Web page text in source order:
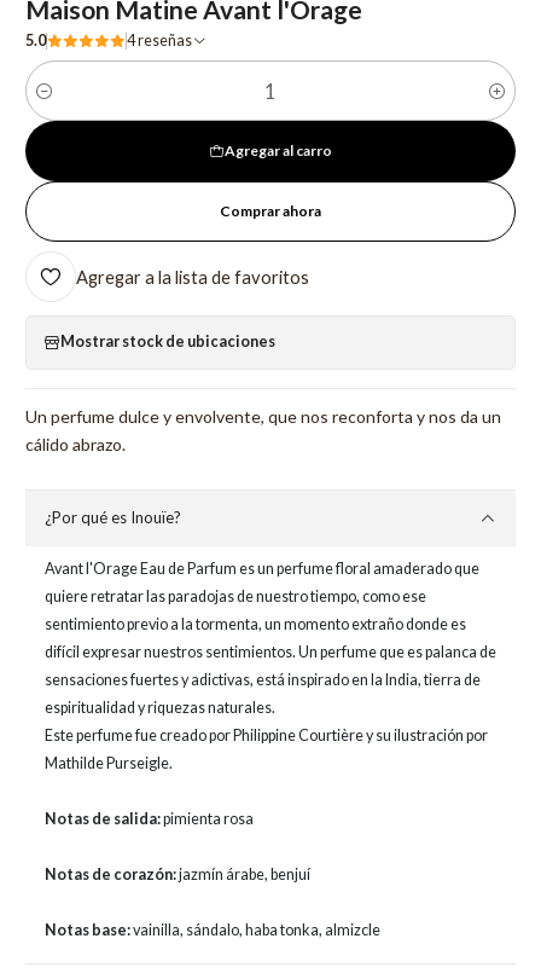
Maison Matine Avant l'Orage
5.0 4 reseñas
Cantidad
Agregar al carro
Comprar ahora
Agregar a la lista de favoritos
Mostrar stock de ubicaciones
Un perfume dulce y envolvente, que nos reconforta y nos da un
cálido abrazo.
¿Por qué es Inouïe?
Avant l'Orage Eau de Parfum es un perfume floral amaderado que
quiere retratar las paradojas de nuestro tiempo, como ese
sentimiento previo a la tormenta, un momento extraño donde es
difícil expresar nuestros sentimientos. Un perfume que es palanca de
sensaciones fuertes y adictivas, está inspirado en la India, tierra de
espiritualidad y riquezas naturales.
Este perfume fue creado por Philippine Courtière y su ilustración por
Mathilde Purseigle.
Notas de salida:pimienta rosa
Notas de corazón:jazmín árabe, benjuí
Notas base:vainilla, sándalo, haba tonka, almizcle